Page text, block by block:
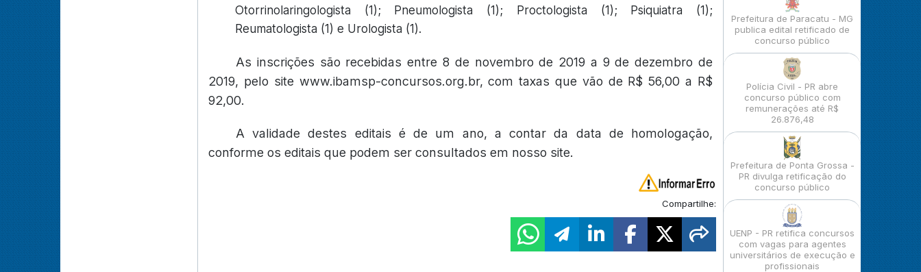
Otorrinolaringologista (1); Pneumologista (1); Proctologista (1); Psiquiatra (1);
Reumatologista (1) e Urologista (1).
As inscrições são recebidas entre 8 de novembro de 2019 a 9 de dezembro de
2019, pelo site www.ibamsp-concursos.org.br, com taxas que vão de R$ 56,00 a R$
92,00.
A validade destes editais é de um ano, a contar da data de homologação,
conforme os editais que podem ser consultados em nosso site.
Compartilhe:
Prefeitura de Paracatu - MG
publica edital retificado de
concurso público
Polícia Civil - PR abre
concurso público com
remunerações até R$
26.876,48
Prefeitura de Ponta Grossa -
PR divulga retificação do
concurso público
UENP - PR retifica concursos
com vagas para agentes
universitários de execução e
profissionais